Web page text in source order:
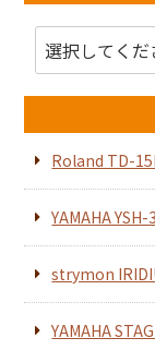
Roland TD-
YAMAHA
strymon